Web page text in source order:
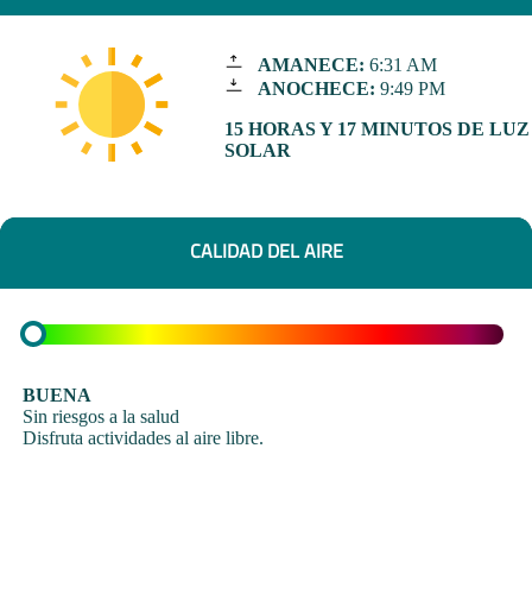
AMANECE: 6:31 AM
ANOCHECE: 9:49 PM
15 HORAS Y 17 MINUTOS DE LUZ
SOLAR
CALIDAD DEL AIRE
BUENA
Sin riesgos a la salud
Disfruta actividades al aire libre.